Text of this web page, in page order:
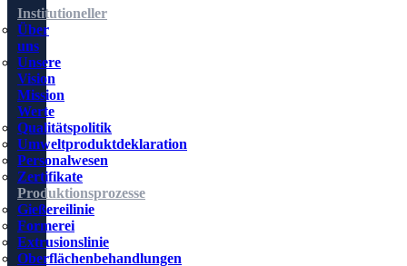
Institutioneller
Über
uns
Unsere
Vision
Mission
Werte
Qualitätspolitik
Umweltproduktdeklaration
Personalwesen
Zertifikate
Produktionsprozesse
Gießereilinie
Formerei
Extrusionslinie
Oberflächenbehandlungen